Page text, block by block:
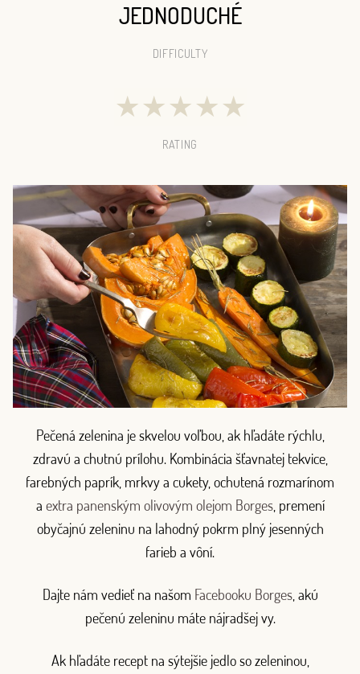
JEDNODUCHÉ
DIFFICULTY
★★★★★
RATING
Pečená zelenina je skvelou voľbou, ak hľadáte rýchlu,
zdravú a chutnú prílohu. Kombinácia šťavnatej tekvice,
farebných paprík, mrkvy a cukety, ochutená rozmarínom
a extra panenským olivovým olejom Borges, premení
obyčajnú zeleninu na lahodný pokrm plný jesenných
farieb a vôní.
Dajte nám vedieť na našom Facebooku Borges, akú
pečenú zeleninu máte nájradšej vy.
Ak hľadáte recept na sýtejšie jedlo so zeleninou,